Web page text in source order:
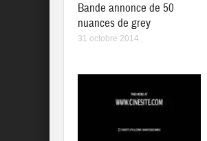
Bande annonce de 50
nuances de grey
31 octobre 2014